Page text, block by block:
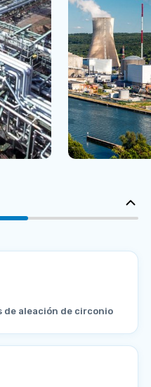
de aleación de circonio